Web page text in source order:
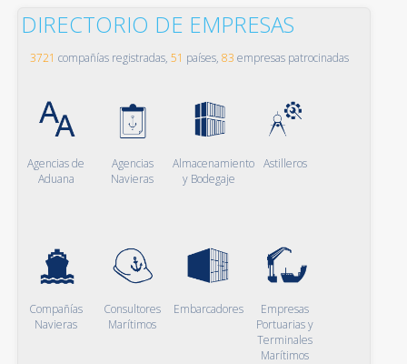
DIRECTORIO DE EMPRESAS
3721 compañías registradas, 51 países, 83 empresas patrocinadas
Agencias de
Aduana
Agencias
Navieras
Almacenamiento
y Bodegaje
Astilleros
Compañías
Navieras
Consultores
Marítimos
Embarcadores
Empresas
Portuarias y
Terminales
Marítimos